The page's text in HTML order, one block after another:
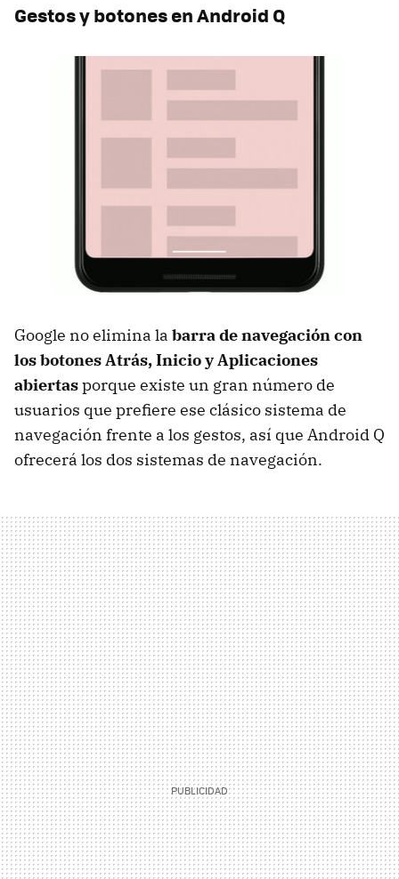
Gestos y botones en Android Q
Google no elimina la barra de navegación con
los botones Atrás, Inicio y Aplicaciones
abiertasporque existe un gran número de
usuarios que prefiere ese clásico sistema de
navegación frente a los gestos, así que Android Q
ofrecerá los dos sistemas de navegación.